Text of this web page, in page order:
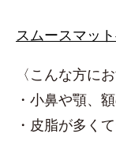
スムースマッ
〈こんな方に
・小鼻や顎、
・皮脂が多く